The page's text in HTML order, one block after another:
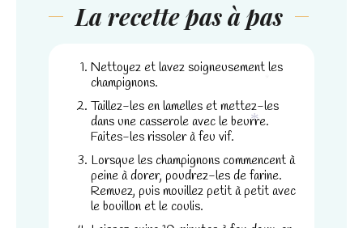
La recette pas à pas
Nettoyez et lavez soigneusement les
champignons.
Taillez-les en lamelles et mettez-les
dans une casserole avec le beurre.
Faites-les rissoler à feu vif.
Lorsque les champignons commencent à
peine à dorer, poudrez-les de farine.
Remuez, puis mouillez petit à petit avec
le bouillon et le coulis.
et la
structure du
fonction de la
façon dont le
utilisé.
Experience
Afin que notre
site Web
fonctionne
*
*